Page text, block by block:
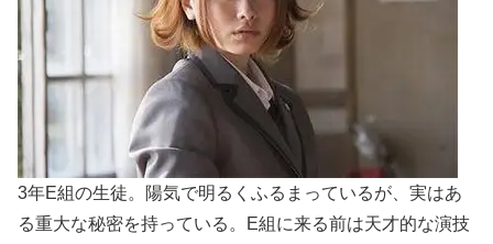
3年E組の生徒。陽気で明るくふるまっているが、実はあ
る重大な秘密を持っている。E組に来る前は天才的な演技